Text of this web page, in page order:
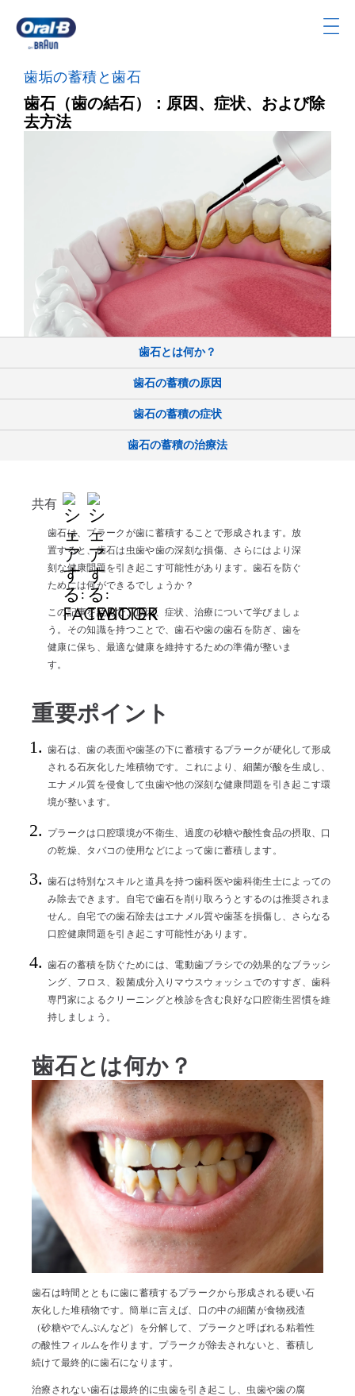
Navigation
ッ
プ
ペ
ー
歯垢の蓄積と歯石
歯石（歯の結石）：原因、症状、および除
去方法
歯石とは何か？
歯石の蓄積の原因
歯石の蓄積の症状
歯石の蓄積の治療法
共有
歯石は、プラークが歯に蓄積することで形成されます。放
置すると、歯石は虫歯や歯の深刻な損傷、さらにはより深
刻な健康問題を引き起こす可能性があります。歯石を防ぐ
ためには何ができるでしょうか？
この記事を読んで、原因、症状、治療について学びましょ
う。その知識を持つことで、歯石や歯の歯石を防ぎ、歯を
健康に保ち、最適な健康を維持するための準備が整いま
す。
重要ポイント
歯石は、歯の表面や歯茎の下に蓄積するプラークが硬化して形成
される石灰化した堆積物です。これにより、細菌が酸を生成し、
エナメル質を侵食して虫歯や他の深刻な健康問題を引き起こす環
境が整います。
プラークは口腔環境が不衛生、過度の砂糖や酸性食品の摂取、口
の乾燥、タバコの使用などによって歯に蓄積します。
歯石は特別なスキルと道具を持つ歯科医や歯科衛生士によっての
み除去できます。自宅で歯石を削り取ろうとするのは推奨されま
せん。自宅での歯石除去はエナメル質や歯茎を損傷し、さらなる
口腔健康問題を引き起こす可能性があります。
歯石の蓄積を防ぐためには、電動歯ブラシでの効果的なブラッシ
ング、フロス、殺菌成分入りマウスウォッシュでのすすぎ、歯科
専門家によるクリーニングと検診を含む良好な口腔衛生習慣を維
持しましょう。
歯石とは何か？
歯石は時間とともに歯に蓄積するプラークから形成される硬い石
灰化した堆積物です。簡単に言えば、口の中の細菌が食物残渣
（砂糖やでんぷんなど）を分解して、プラークと呼ばれる粘着性
の酸性フィルムを作ります。プラークが除去されないと、蓄積し
続けて最終的に歯石になります。
治療されない歯石は最終的に虫歯を引き起こし、虫歯や歯の腐